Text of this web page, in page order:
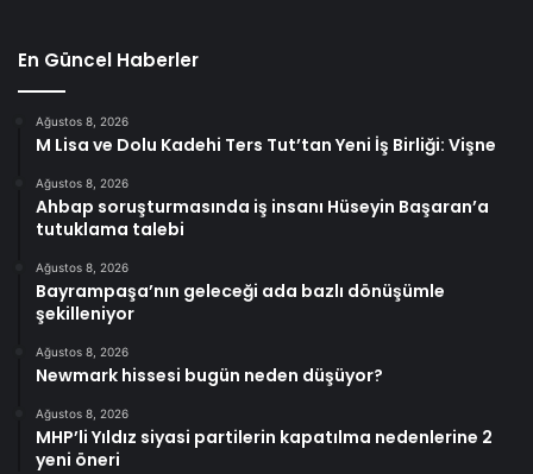
En Güncel Haberler
Ağustos 8, 2026
M Lisa ve Dolu Kadehi Ters Tut’tan Yeni İş Birliği: Vişne
Ağustos 8, 2026
Ahbap soruşturmasında iş insanı Hüseyin Başaran’a
tutuklama talebi
Ağustos 8, 2026
Bayrampaşa’nın geleceği ada bazlı dönüşümle
şekilleniyor
Ağustos 8, 2026
Newmark hissesi bugün neden düşüyor?
Ağustos 8, 2026
MHP’li Yıldız siyasi partilerin kapatılma nedenlerine 2
yeni öneri